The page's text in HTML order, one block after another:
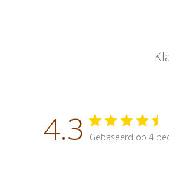
4.3 Gebaseerd op 4